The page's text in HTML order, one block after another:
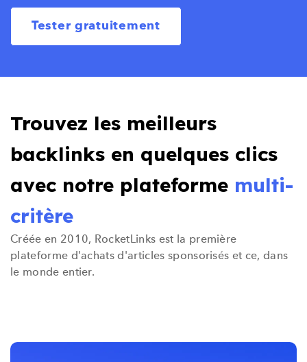
Trouvez les meilleurs
backlinks en quelques clics
avec notre plateforme multi-
critère
Créée en 2010, RocketLinks est la première
plateforme d'achats d'articles sponsorisés et ce,dans
le monde entier.